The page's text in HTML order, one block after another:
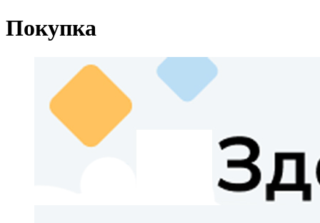
Покупка